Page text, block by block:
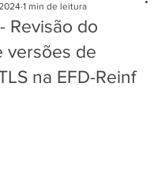
Revisão do
versões de
na EFD-Reinf
1 min de leitura